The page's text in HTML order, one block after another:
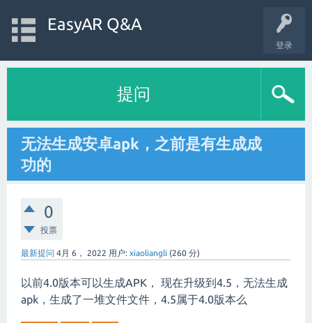
登录
EasyAR Q&A
提问
无法生成安卓apk，之前是有生成成
功的
0
投票
最新提问 4月 6， 2022 用户: xiaoliangli (260 分)
以前4.0版本可以生成APK， 现在升级到4.5，无法生成
apk，生成了一堆文件文件，4.5属于4.0版本么